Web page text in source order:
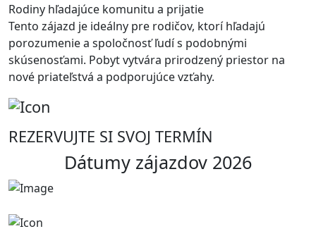
Rodiny hľadajúce komunitu a prijatie
Tento zájazd je ideálny pre rodičov, ktorí hľadajú
porozumenie a spoločnosť ľudí s podobnými
skúsenosťami. Pobyt vytvára prirodzený priestor na
nové priateľstvá a podporujúce vzťahy.
REZERVUJTE SI SVOJ TERMÍN
Dátumy zájazdov 2026